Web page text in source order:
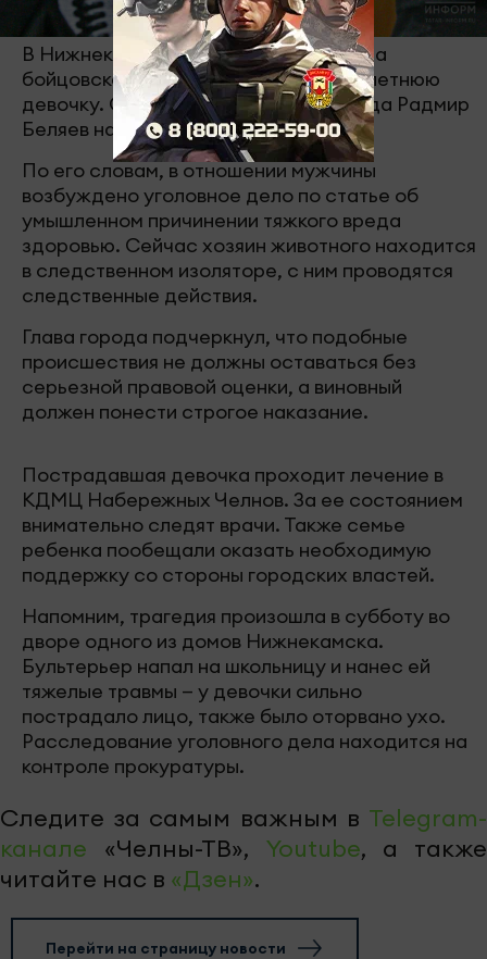
В Нижнекамске задержали владельца
бойцовской собаки, напавшей на 12-летнюю
девочку. Об этом сообщил мэр города Радмир
Беляев на деловом понедельнике.
По его словам, в отношении мужчины
возбуждено уголовное дело по статье об
умышленном причинении тяжкого вреда
здоровью. Сейчас хозяин животного находится
в следственном изоляторе, с ним проводятся
следственные действия.
Глава города подчеркнул, что подобные
происшествия не должны оставаться без
серьезной правовой оценки, а виновный
должен понести строгое наказание.
Пострадавшая девочка проходит лечение в
КДМЦ Набережных Челнов. За ее состоянием
внимательно следят врачи. Также семье
ребенка пообещали оказать необходимую
поддержку со стороны городских властей.
Напомним, трагедия произошла в субботу во
дворе одного из домов Нижнекамска.
Бультерьер напал на школьницу и нанес ей
тяжелые травмы — у девочки сильно
пострадало лицо, также было оторвано ухо.
Расследование уголовного дела находится на
контроле прокуратуры.
Следите за самым важным в Telegram-
канале «Челны-ТВ», Youtube, а также
читайте нас в «Дзен».
Перейти на страницу новости